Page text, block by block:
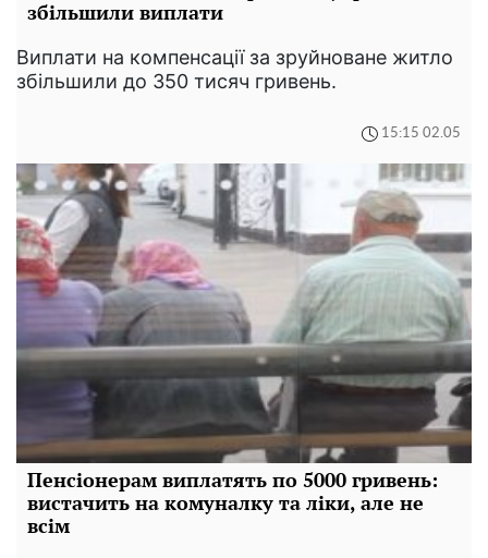
збільшили виплати
Виплати на компенсації за зруйноване житло
збільшили до 350 тисяч гривень.
15:15 02.05
Пенсіонерам виплатять по 5000 гривень:
вистачить на комуналку та ліки, але не
всім